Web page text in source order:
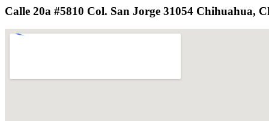
Calle 20a #5810 Col. San Jorge 31054 Chihuahua,